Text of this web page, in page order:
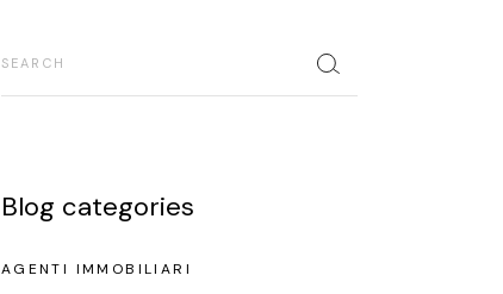
Libro marketing immobiliare 2026
Blog categories
AGENTI IMMOBILIARI